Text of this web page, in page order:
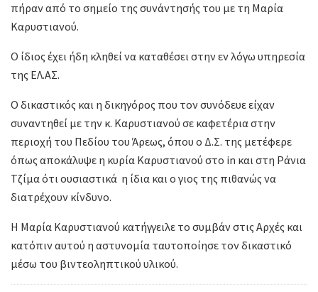
πήραν από το σημείο της συνάντησής του με τη Μαρία
Καρυστιανού.
Ο ίδιος έχει ήδη κληθεί να καταθέσει στην εν λόγω υπηρεσία
της ΕΛ.ΑΣ.
Ο δικαστικός και η δικηγόρος που τον συνόδευε είχαν
συναντηθεί με την κ. Καρυστιανού σε καφετέρια στην
περιοχή του Πεδίου του Άρεως, όπου ο Δ.Σ. της μετέφερε
όπως αποκάλυψε η κυρία Καρυστιανού στο in και στη Ράνια
Τζίμα ότι ουσιαστικά η ίδια και ο γιος της πιθανώς να
διατρέχουν κίνδυνο.
Η Μαρία Καρυστιανού κατήγγειλε το συμβάν στις Αρχές και
κατόπιν αυτού η αστυνομία ταυτοποίησε τον δικαστικό
μέσω του βιντεοληπτικού υλικού.